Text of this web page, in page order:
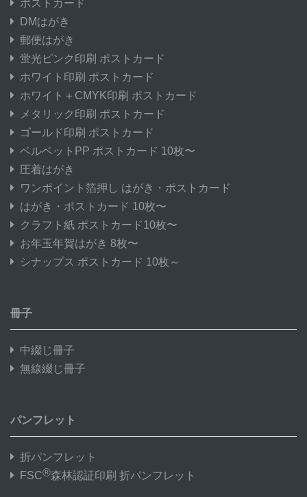
ポストカード
DMはがき
郵便はがき
蛍光ピンク印刷 ポストカード
ホワイト印刷 ポストカード
ホワイト＋CMYK印刷 ポストカード
メタリック印刷 ポストカード
ゴールド印刷 ポストカード
ベルベットPP ポストカード 10枚〜
圧着はがき
ワンポイント箔押し はがき・ポストカード
はがき・ポストカード 10枚〜
クラフト紙 ポストカード10枚〜
お年玉年賀はがき 8枚〜
シナップス ポストカード 10枚～
冊子
中綴じ冊子
無線綴じ冊子
パンフレット
折パンフレット
FSC®森林認証印刷 折パンフレット